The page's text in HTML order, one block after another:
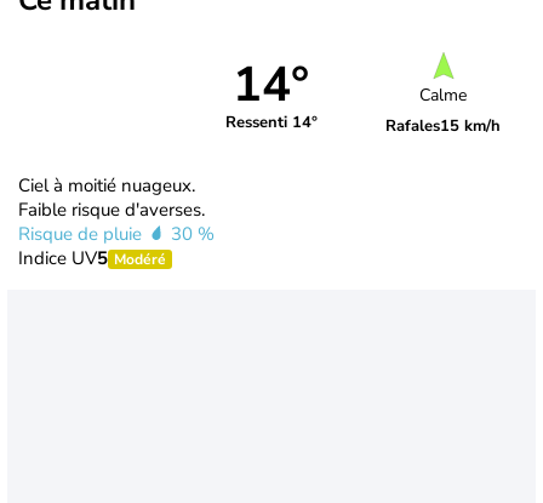
14°
Ressenti 14°
Calme
Rafales15 km/h
Ciel à moitié nuageux.
Faible risque d'averses.
Risque de pluie
30 %
Indice UV5 Modéré